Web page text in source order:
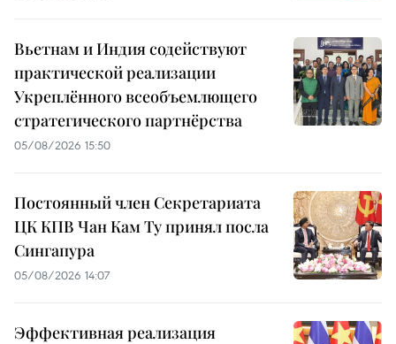
Вьетнам и Индия содействуют
практической реализации
Укреплённого всеобъемлющего
стратегического партнёрства
05/08/2026 15:50
Постоянный член Секретариата
ЦК КПВ Чан Кам Ту принял посла
Сингапура
05/08/2026 14:07
Эффективная реализация